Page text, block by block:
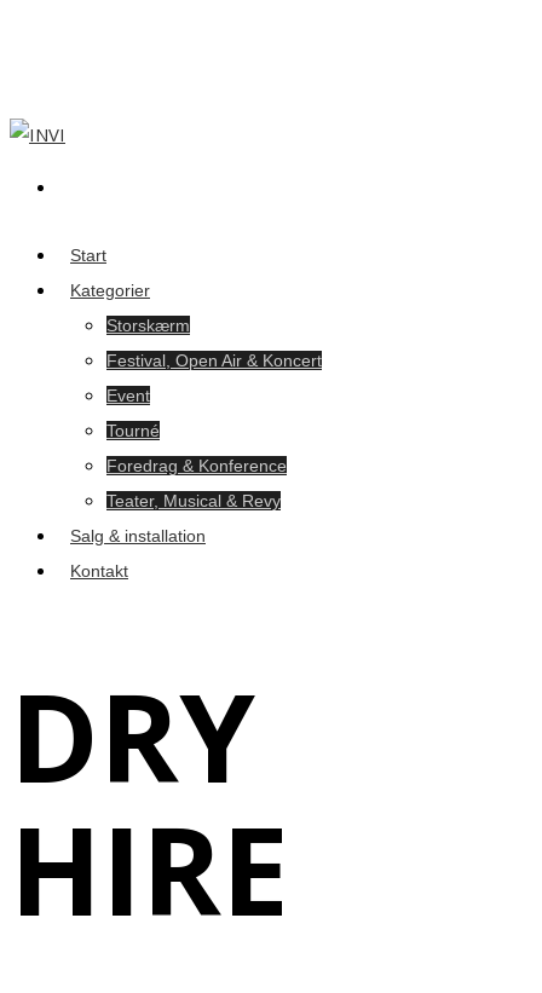
Start
Kategorier
Storskærm
Festival, Open Air & Koncert
Event
Tourné
Foredrag & Konference
Teater, Musical & Revy
Salg & installation
Kontakt
DRY
HIRE